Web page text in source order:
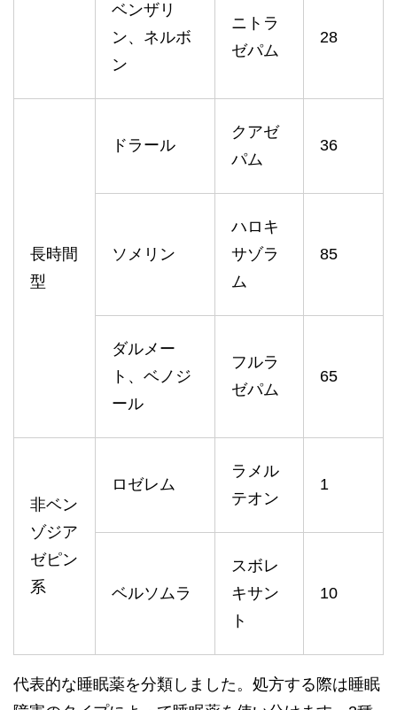
ベンザリ
ン、ネルボ
ン
ニトラ
ゼパム
28
長時間
型
ドラール
クアゼ
パム
36
ソメリン
ハロキ
サゾラ
ム
85
ダルメー
ト、ベノジ
ール
フルラ
ゼパム
65
非ベン
ゾジア
ゼピン
系
ロゼレム
ラメル
テオン
1
ベルソムラ
スボレ
キサン
ト
10
代表的な睡眠薬を分類しました。処方する際は睡眠